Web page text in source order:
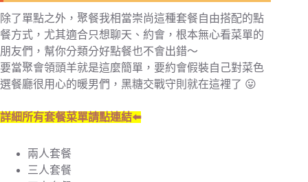
除了單點之外，聚餐我相當崇尚這種套餐自由搭配的點
餐方式，尤其適合只想聊天、約會，根本無心看菜單的
朋友們，幫你分類分好點餐也不會出錯～
要當聚會領頭羊就是這麼簡單，要約會假裝自己對菜色
選餐廳很用心的暖男們，黑糖交戰守則就在這裡了 😛
詳細所有套餐菜單請點連結⬅️
兩人套餐
三人套餐